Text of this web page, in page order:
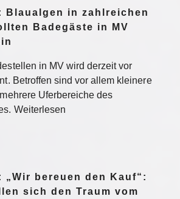
Blaualgen in zahlreichen
Badegäste in MV
in MV wird derzeit vor
Betroffen sind vor allem kleinere
Uferbereiche des
Weiterlesen
„Wir bereuen den Kauf“:
sich den Traum vom